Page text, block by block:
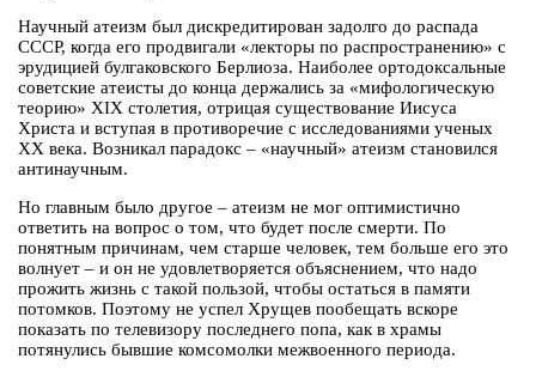
Научный атеизм был дискредитирован задолго до распада
СССР, когда его продвигали «лекторы по распространению» с
эрудицией булгаковского Берлиоза. Наиболее ортодоксальные
советские атеисты до конца держались за «мифологическую
теорию» XIX столетия, отрицая существование Иисуса
Христа и вступая в противоречие с исследованиями ученых
ХХ века. Возникал парадокс – «научный» атеизм становился
антинаучным.
Но главным было другое – атеизм не мог оптимистично
ответить на вопрос о том, что будет после смерти. По
понятным причинам, чем старше человек, тем больше его это
волнует – и он не удовлетворяется объяснением, что надо
прожить жизнь с такой пользой, чтобы остаться в памяти
потомков. Поэтому не успел Хрущев пообещать вскоре
показать по телевизору последнего попа, как в храмы
потянулись бывшие комсомолки межвоенного периода.